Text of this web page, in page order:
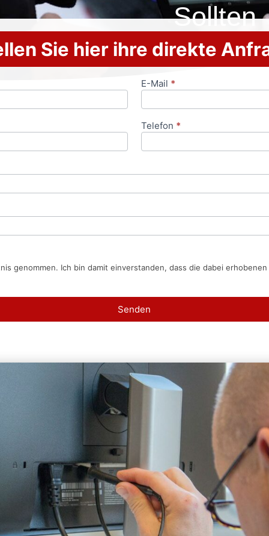
Sollten
Sie hier ihre direkte
E-Mail *
Telefon *
genommen. Ich bin damit einverstanden, dass die dabei
Senden